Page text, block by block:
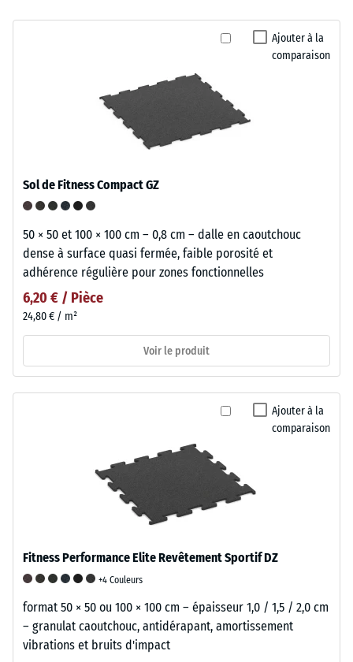
Ajouter à la
comparaison
Sol de Fitness Compact GZ
50 × 50 et 100 × 100 cm – 0,8 cm – dalle en caoutchouc
dense à surface quasi fermée, faible porosité et
adhérence régulière pour zones fonctionnelles
6,20 € / Pièce
24,80 € / m²
Voir le produit
Ajouter à la
comparaison
Fitness Performance Elite Revêtement Sportif DZ
+4 Couleurs
format 50 × 50 ou 100 × 100 cm – épaisseur 1,0 / 1,5 / 2,0 cm
– granulat caoutchouc, antidérapant, amortissement
vibrations et bruits d'impact